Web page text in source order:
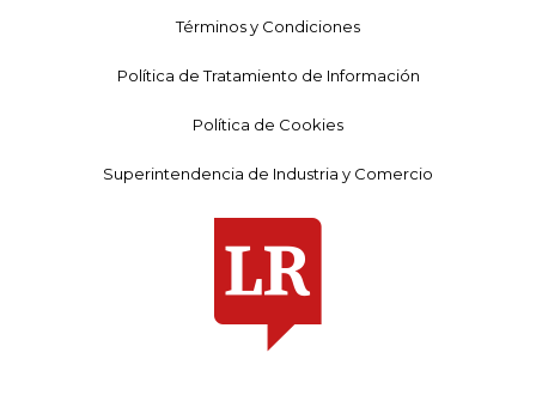
Términos y Condiciones
Política de Tratamiento de Información
Política de Cookies
Superintendencia de Industria y Comercio